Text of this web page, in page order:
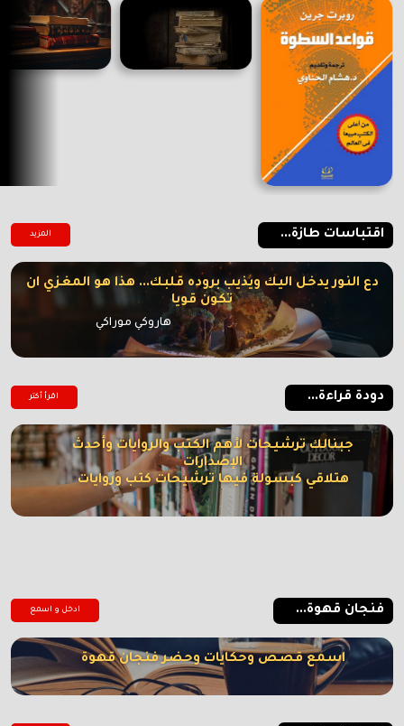
اقتباسات طازة... المزيد
دع النور يدخل اليك ويذيب بروده قلبك... هذا هو المغزي ان
تكون قويا
هاروكي موراكي
دودة قراءة... اقرأ أكتر
جبنالك ترشيحات لأهم الكتب والروايات وأحدث
الإصدارات
هتلاقي كبسولة فيها ترشيحات كتب وروايات
فنجان قهوة... ادخل و اسمع
اسمع قصص وحكايات وحضر فنجان قهوة